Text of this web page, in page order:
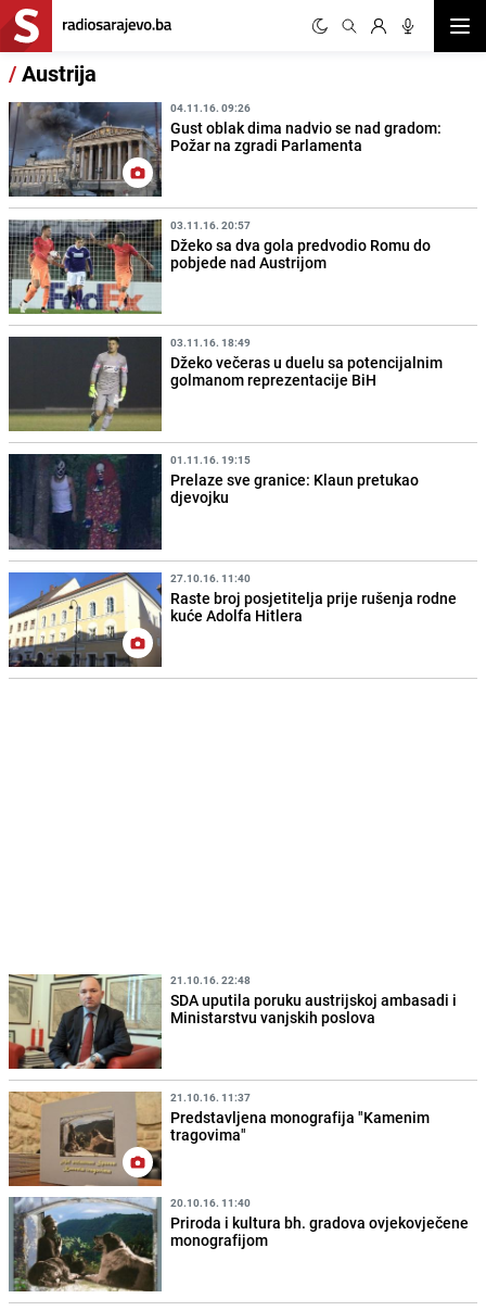
/Austrija
04.11.16. 09:26
Gust oblak dima nadvio se nad gradom:
Požar na zgradi Parlamenta
03.11.16. 20:57
Džeko sa dva gola predvodio Romu do
pobjede nad Austrijom
03.11.16. 18:49
Džeko večeras u duelu sa potencijalnim
golmanom reprezentacije BiH
01.11.16. 19:15
Prelaze sve granice: Klaun pretukao
djevojku
27.10.16. 11:40
Raste broj posjetitelja prije rušenja rodne
kuće Adolfa Hitlera
21.10.16. 22:48
SDA uputila poruku austrijskoj ambasadi i
Ministarstvu vanjskih poslova
21.10.16. 11:37
Predstavljena monografija "Kamenim
tragovima"
20.10.16. 11:40
Priroda i kultura bh. gradova ovjekovječene
monografijom